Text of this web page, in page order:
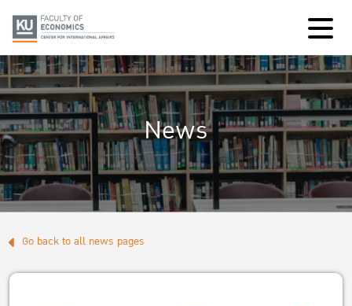
News
Go back to all news pages